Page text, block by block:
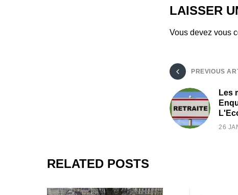
LAISSER
Vous devez vous
PREVIOUS
Les
26
RELATED POSTS